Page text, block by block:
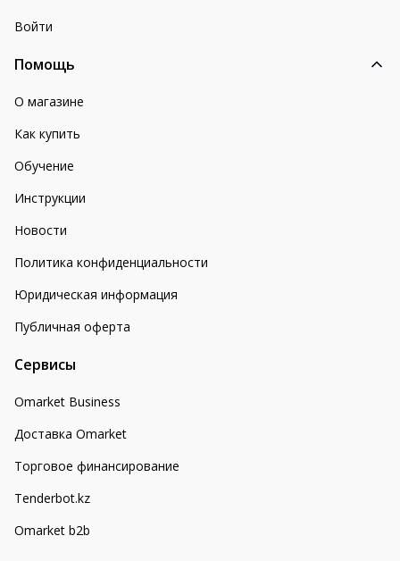
Войти
Помощь
О магазине
Как купить
Обучение
Инструкции
Новости
Политика конфиденциальности
Юридическая информация
Публичная оферта
Сервисы
Omarket Business
Доставка Omarket
Торговое финансирование
Tenderbot.kz
Omarket b2b